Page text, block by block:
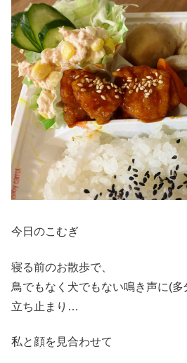
今日のこむぎ
寝る前のお散歩で、
鳥でもなく犬でもない鳴き声に(多
立ち止まり…
私と顔を見合わせて